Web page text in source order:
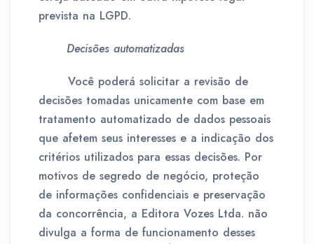
prevista na LGPD.
Decisões automatizadas
Você poderá solicitar a revisão de
decisões tomadas unicamente com base em
tratamento automatizado de dados pessoais
que afetem seus interesses e a indicação dos
critérios utilizados para essas decisões. Por
motivos de segredo de negócio, proteção
de informações confidenciais e preservação
da concorrência, a Editora Vozes Ltda. não
divulga a forma de funcionamento desses